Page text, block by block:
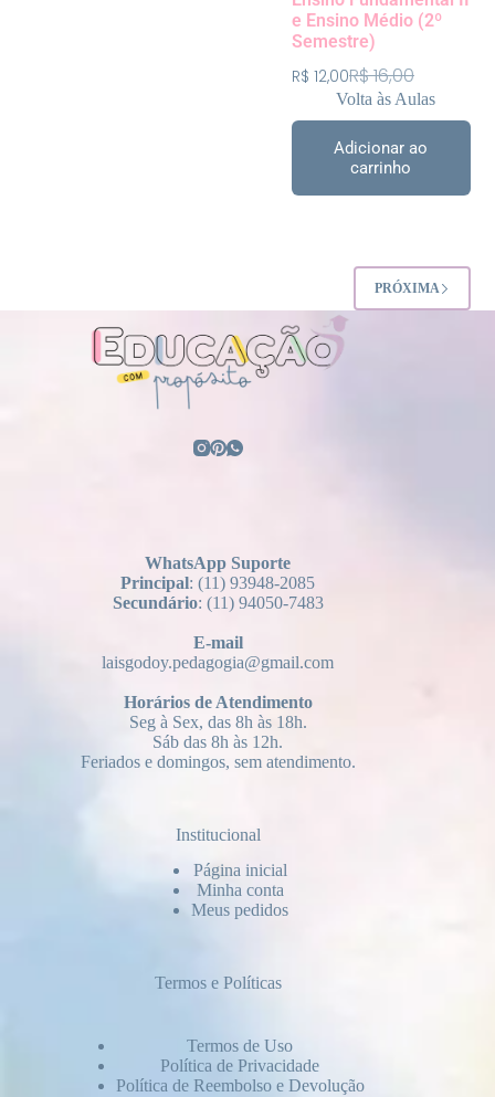
e Ensino Médio (2º
Semestre)
R$16,00
R$ 12,00
Volta às Aulas
Adicionar ao
carrinho
PRÓXIMA
WhatsApp Suporte
Principal: (11) 93948-2085
Secundário: (11) 94050-7483
E-mail
laisgodoy.pedagogia@gmail.com
Horários de Atendimento
Seg à Sex, das 8h às 18h.
Sáb das 8h às 12h.
Feriados e domingos, sem atendimento.
Institucional
Página inicial
Minha conta
Meus pedidos
Termos e Políticas
Termos de Uso
Política de Privacidade
Política de Reembolso e Devolução